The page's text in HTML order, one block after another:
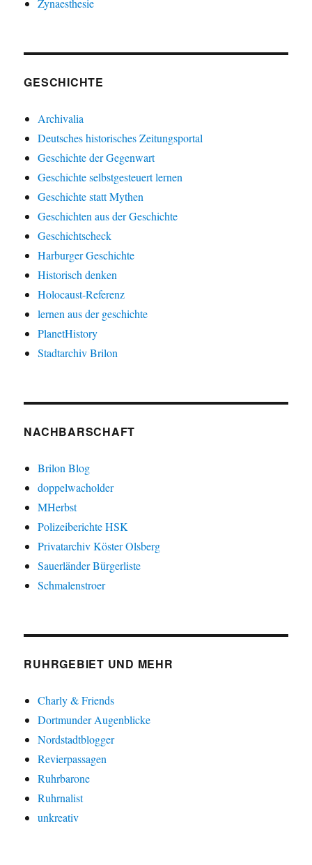
GESCHICHTE
Archivalia
Deutsches historisches Zeitungsportal
Geschichte der Gegenwart
Geschichte selbstgesteuert lernen
Geschichte statt Mythen
Geschichten aus der Geschichte
Geschichtscheck
Harburger Geschichte
Historisch denken
Holocaust-Referenz
lernen aus der geschichte
PlanetHistory
Stadtarchiv Brilon
NACHBARSCHAFT
Brilon Blog
doppelwacholder
MHerbst
Polizeiberichte HSK
Privatarchiv Köster Olsberg
Sauerländer Bürgerliste
Schmalenstroer
RUHRGEBIET UND MEHR
Charly & Friends
Dortmunder Augenblicke
Nordstadtblogger
Revierpassagen
Ruhrbarone
Ruhrnalist
unkreativ